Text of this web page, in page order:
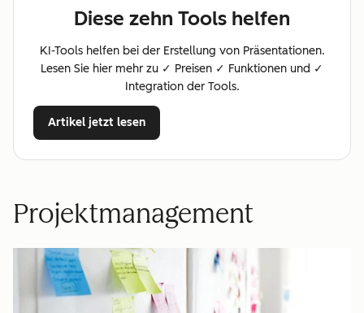
Diese zehn Tools helfen
KI-Tools helfen bei der Erstellung von Präsentationen.
Lesen Sie hier mehr zu ✓ Preisen ✓ Funktionen und ✓
Integration der Tools.
Artikel jetzt lesen
Projektmanagement